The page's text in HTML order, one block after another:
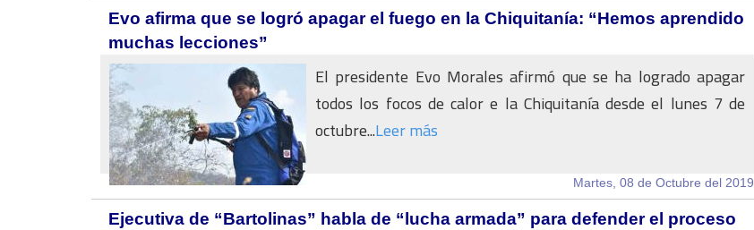
Evo afirma que se logró apagar el fuego en la Chiquitanía: “Hemos aprendido
muchas lecciones”
El presidente Evo Morales afirmó que se ha logrado apagar
todos los focos de calor e la Chiquitanía desde el lunes 7 de
octubre...Leer más
Martes, 08 de Octubre del 2019
Ejecutiva de “Bartolinas” habla de “lucha armada” para defender el proceso